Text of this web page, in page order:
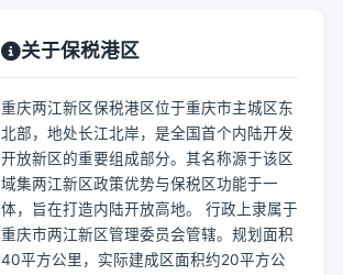
关于保税港区
重庆两江新区保税港区位于重庆市主城区东
北部，地处长江北岸，是全国首个内陆开发
开放新区的重要组成部分。其名称源于该区
域集两江新区政策优势与保税区功能于一
体，旨在打造内陆开放高地。 行政上隶属于
重庆市两江新区管理委员会管辖。规划面积
40平方公里，实际建成区面积约20平方公